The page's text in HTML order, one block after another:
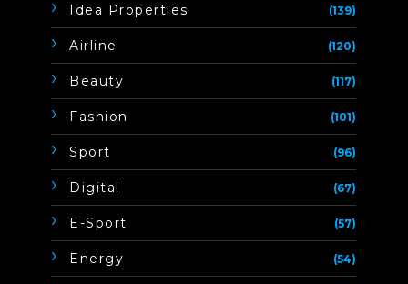
Idea Properties (139)
Airline (120)
Beauty (117)
Fashion (101)
Sport (96)
Digital (67)
E-Sport (57)
Energy (54)